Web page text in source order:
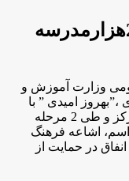
برگزاري جشن عاطفه ها در2هزارمدرسه
وزارت آموزش و
امیدی ” با
بیان این که جشن عاطفه ها به صورت متمرکز و طی 2 مرحله
اشاعه فرهنگ
در حمایت از